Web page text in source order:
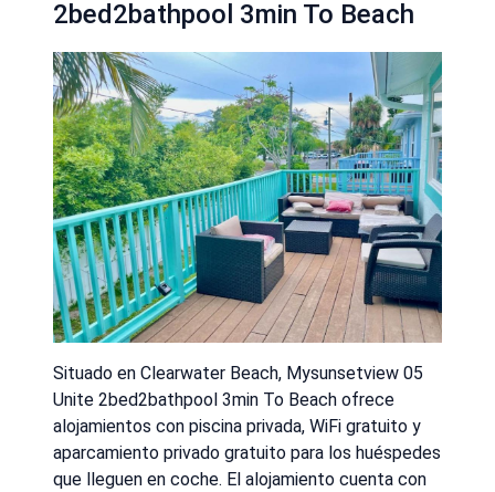
2bed2bathpool 3min To Beach
Situado en Clearwater Beach, Mysunsetview 05
Unite 2bed2bathpool 3min To Beach ofrece
alojamientos con piscina privada, WiFi gratuito y
aparcamiento privado gratuito para los huéspedes
que lleguen en coche. El alojamiento cuenta con